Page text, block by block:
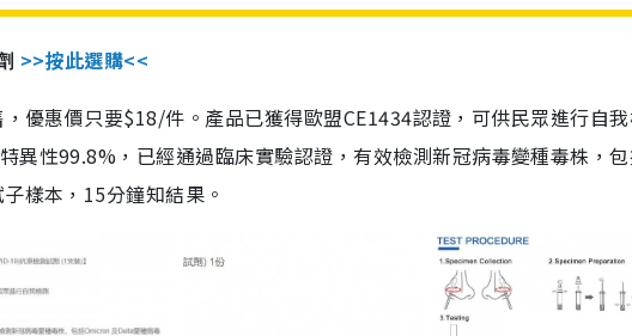
>>按此選購<<
優惠價只要$18/件。產品已獲得歐盟CE1434認證，可供民眾進行自
異性99.8%，已經通過臨床實驗認證，有效檢測新冠病毒變種毒株，
樣本，15分鐘知結果。